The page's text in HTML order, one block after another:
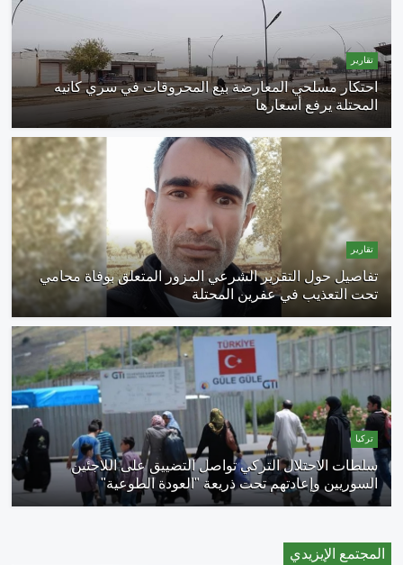
تقارير
احتكار مسلحي المعارضة بيع المحروقات في سري كانيه
المحتلة يرفع أسعارها
تقارير
تفاصيل حول التقرير الشرعي المزور المتعلق بوفاة محامي
تحت التعذيب في عفرين المحتلة
تركيا
سلطات الاحتلال التركي تواصل التضييق على اللاجئين
السوريين وإعادتهم تحت ذريعة "العودة الطوعية"
المجتمع الإيزيدي